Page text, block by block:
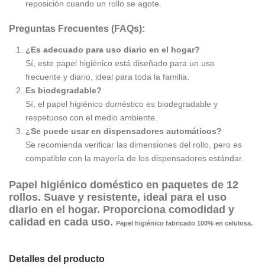
reposición cuando un rollo se agote.
Preguntas Frecuentes (FAQs):
¿Es adecuado para uso diario en el hogar?
Sí, este papel higiénico está diseñado para un uso
frecuente y diario, ideal para toda la familia.
Es biodegradable?
Sí, el papel higiénico doméstico es biodegradable y
respetuoso con el medio ambiente.
¿Se puede usar en dispensadores automáticos?
Se recomienda verificar las dimensiones del rollo, pero es
compatible con la mayoría de los dispensadores estándar.
Papel higiénico doméstico en paquetes de 12
rollos. Suave y resistente, ideal para el uso
diario en el hogar. Proporciona comodidad y
calidad en cada uso. Papel higiénico fabricado 100% en celulosa.
Detalles del producto